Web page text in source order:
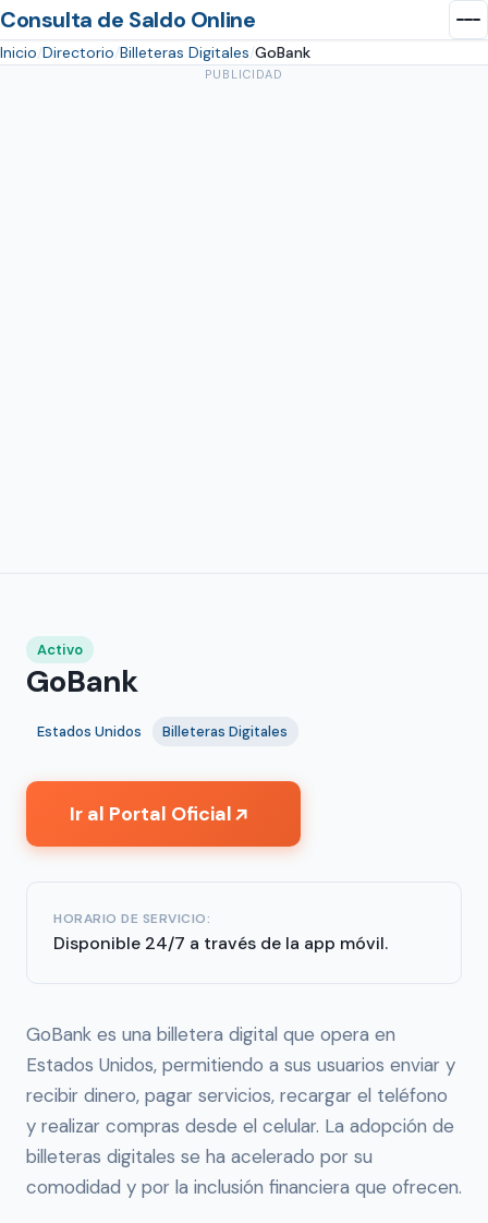
Consulta de Saldo Online
Inicio Directorio Billeteras Digitales GoBank
PUBLICIDAD
Activo
GoBank
Estados Unidos Billeteras Digitales
Ir al Portal Oficial↗
HORARIO DE SERVICIO:
Disponible 24/7 a través de la app móvil.
GoBank es una billetera digital que opera en
Estados Unidos, permitiendo a sus usuarios enviar y
recibir dinero, pagar servicios, recargar el teléfono
y realizar compras desde el celular. La adopción de
billeteras digitales se ha acelerado por su
comodidad y por la inclusión financiera que ofrecen.